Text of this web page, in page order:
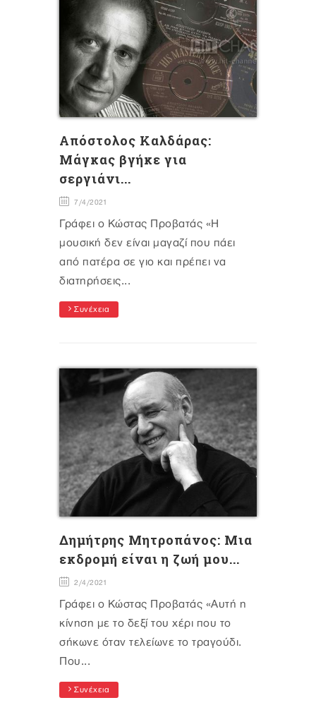
Aπόστολος Καλδάρας:
Μάγκας βγήκε για
σεργιάνι...
7/4/2021
Γράφει ο Κώστας Προβατάς «Η
μουσική δεν είναι μαγαζί που πάει
από πατέρα σε γιο και πρέπει να
διατηρήσεις...
Συνέχεια
Δημήτρης Μητροπάνος: Μια
εκδρομή είναι η ζωή μου...
2/4/2021
Γράφει ο Κώστας Προβατάς «Αυτή η
κίνηση με το δεξί του χέρι που το
σήκωνε όταν τελείωνε το τραγούδι.
Που...
Συνέχεια